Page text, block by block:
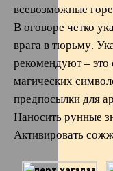
всевозможные
В оговоре четко
врага в тюрьму.
рекомендуют –
магических
предпосылки для
Наносить рунные
Активировать